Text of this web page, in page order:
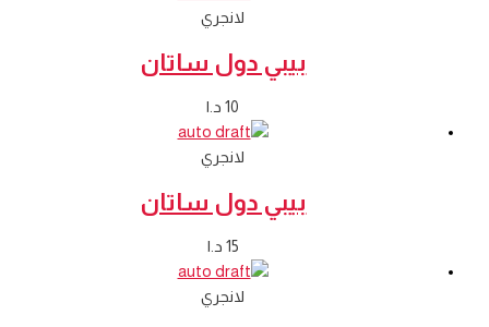
لانجري
بيبي دول ساتان
10 د.ا
لانجري
بيبي دول ساتان
15 د.ا
لانجري